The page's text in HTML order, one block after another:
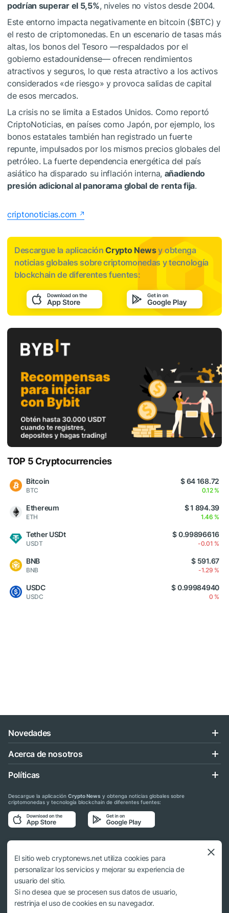
podrían superar el 5,5%, niveles no vistos desde 2004.
Este entorno impacta negativamente en bitcoin ($BTC) y
el resto de criptomonedas. En un escenario de tasas más
altas, los bonos del Tesoro —respaldados por el
gobierno estadounidense— ofrecen rendimientos
atractivos y seguros, lo que resta atractivo a los activos
considerados «de riesgo» y provoca salidas de capital
de esos mercados.
La crisis no se limita a Estados Unidos. Como reportó
CriptoNoticias, en países como Japón, por ejemplo, los
bonos estatales también han registrado un fuerte
repunte, impulsados por los mismos precios globales del
petróleo. La fuerte dependencia energética del país
asiático ha disparado su inflación interna, añadiendo
presión adicional al panorama global de renta fija.
criptonoticias.com
Descargue la aplicaciónCrypto Newsy obtenga
noticias globales sobre criptomonedas y tecnología
blockchain de diferentes fuentes:
TOP 5 Cryptocurrencies
Bitcoin
BTC
$ 64 168.72
0.12 %
Ethereum
ETH
$ 1 894.39
1.46 %
Tether USDt
USDT
$ 0.99896616
-0.01 %
BNB
BNB
$ 591.67
-1.29 %
USDC
USDC
$ 0.99984940
0 %
Novedades
Acerca de nosotros
Políticas
Descargue la aplicación Crypto News y obtenga noticias globales sobre
criptomonedas y tecnología blockchain de diferentes fuentes:
Síganos en las redes sociales
© 2018 - 2026 Crypto News. Al usar los materiales no es obligatorio citar a
cryptonews.net.
El sitio web cryptonews.net utiliza cookies para
personalizar los servicios y mejorar su experiencia de
usuario del sitio.
Si no desea que se procesen sus datos de usuario,
restrinja el uso de cookies en su navegador.